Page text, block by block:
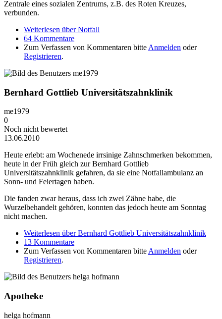
Zentrale eines sozialen Zentrums, z.B. des Roten Kreuzes,
verbunden.
Weiterlesen über Notfall
64 Kommentare
Zum Verfassen von Kommentaren bitte Anmelden oder
Registrieren.
Bernhard Gottlieb Universitätszahnklinik
me1979
0
Noch nicht bewertet
13.06.2010
Heute erlebt: am Wochenede irrsinige Zahnschmerken bekommen,
heute in der Früh gleich zur Bernhard Gottlieb
Universitätszahnklinik gefahren, da sie eine Notfallambulanz an
Sonn- und Feiertagen haben.
Die fanden zwar heraus, dass ich zwei Zähne habe, die
Wurzelbehandelt gehören, konnten das jedoch heute am Sonntag
nicht machen.
Weiterlesen über Bernhard Gottlieb Universitätszahnklinik
13 Kommentare
Zum Verfassen von Kommentaren bitte Anmelden oder
Registrieren.
Apotheke
helga hofmann